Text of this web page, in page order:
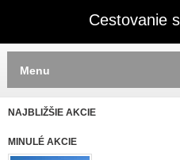
Cestovanie
NAJBLIŽŠIE AKCIE
MINULÉ AKCIE
Menu